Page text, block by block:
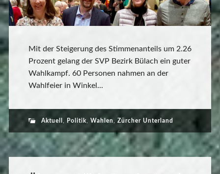
Mit der Steigerung des Stimmenanteils um 2.26
Prozent gelang der SVP Bezirk Bülach ein guter
Wahlkampf. 60 Personen nahmen an der
Wahlfeier in Winkel...
Aktuell , Politik, Wahlen, Zürcher Unterland